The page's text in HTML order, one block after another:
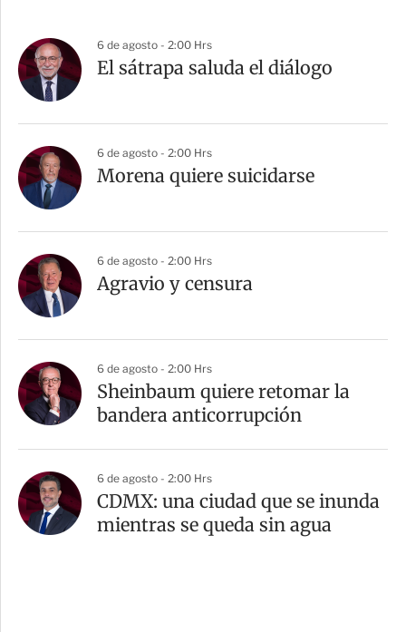
6 de agosto - 2:00 Hrs
El sátrapa saluda el diálogo
6 de agosto - 2:00 Hrs
Morena quiere suicidarse
6 de agosto - 2:00 Hrs
Agravio y censura
6 de agosto - 2:00 Hrs
Sheinbaum quiere retomar la
bandera anticorrupción
6 de agosto - 2:00 Hrs
CDMX: una ciudad que se inunda
mientras se queda sin agua